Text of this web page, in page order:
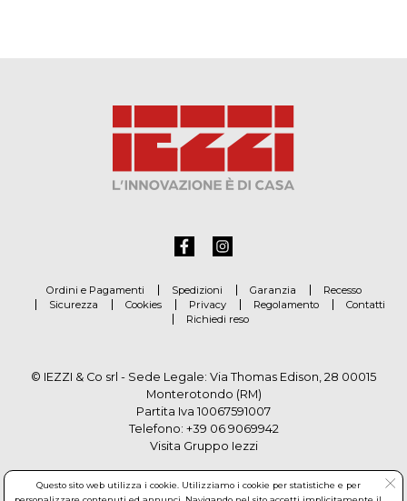
Ordini e Pagamenti Spedizioni Garanzia
Recesso
Sicurezza
Cookies Privacy Regolamento
Contatti
Richiedi reso
© IEZZI & Co srl - Sede Legale: Via Thomas Edison, 28 00015
Monterotondo (RM)
Partita Iva 10067591007
Telefono: +39 06 9069942
Visita Gruppo Iezzi
Questo sito web utilizza i cookie. Utilizziamo i cookie per statistiche e per